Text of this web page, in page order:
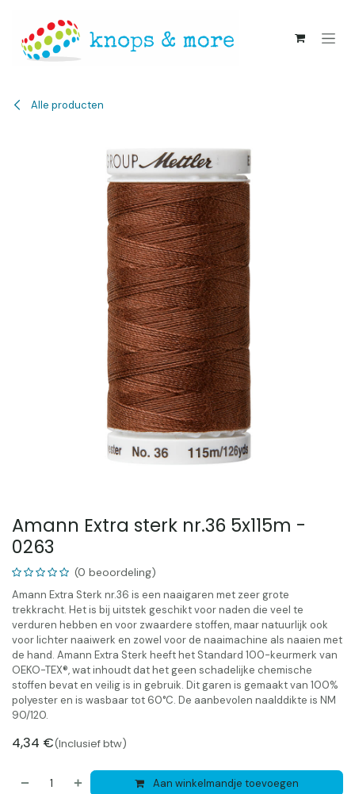
Alle producten
Amann Extra sterk nr.36 5x115m -
0263
(0 beoordeling)
Amann Extra Sterk nr.36 is een naaigaren met zeer grote
trekkracht. Het is bij uitstek geschikt voor naden die veel te
verduren hebben en voor zwaardere stoffen, maar natuurlijk ook
voor lichter naaiwerk en zowel voor de naaimachine als naaien met
de hand. Amann Extra Sterk heeft het Standard 100-keurmerk van
OEKO-TEX®, wat inhoudt dat het geen schadelijke chemische
stoffen bevat en veilig is in gebruik. Dit garen is gemaakt van 100%
polyester en is wasbaar tot 60°C. De aanbevolen naalddikte is NM
90/120.
4,34 €(Inclusief btw)
Aan winkelmandje toevoegen